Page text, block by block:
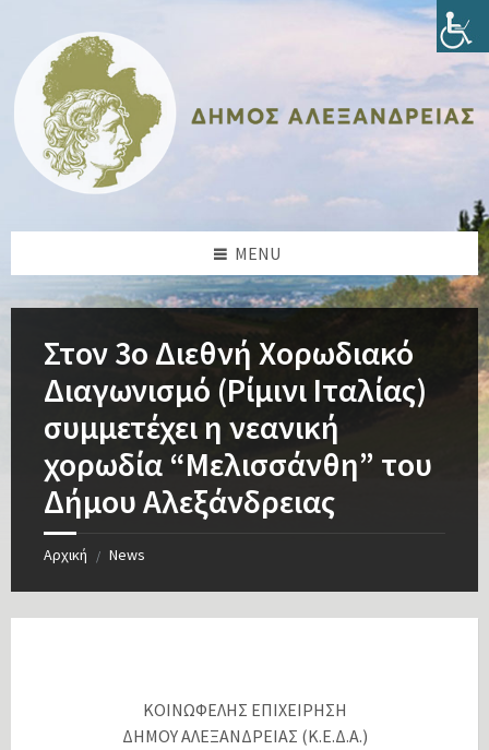
content
sidebar
sidebar
footer
MENU
Στον 3ο Διεθνή Χορωδιακό
Διαγωνισμό (Ρίμινι Ιταλίας)
συμμετέχει η νεανική
χορωδία “Μελισσάνθη” του
Δήμου Αλεξάνδρειας
Αρχική / News
ΚΟΙΝΩΦΕΛΗΣ ΕΠΙΧΕΙΡΗΣΗ
ΔΗΜΟΥ ΑΛΕΞΑΝΔΡΕΙΑΣ (Κ.Ε.Δ.Α.)